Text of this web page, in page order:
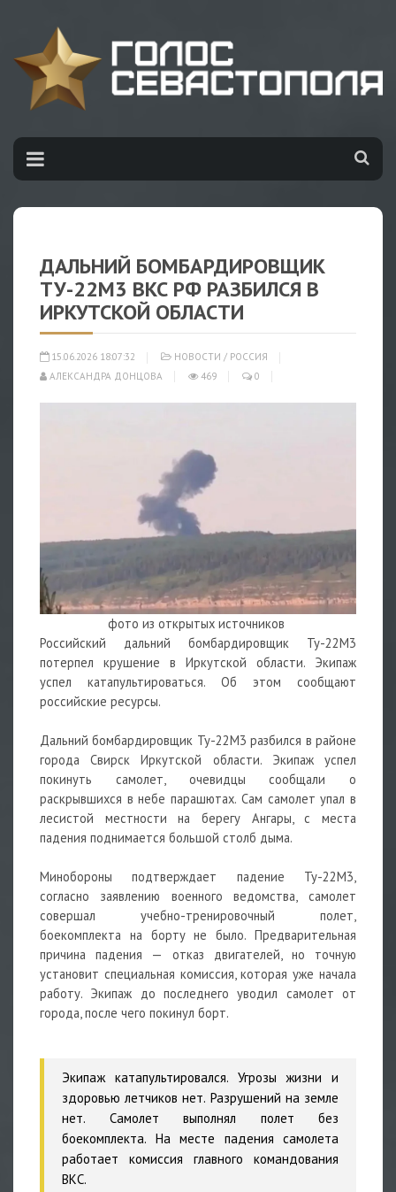
ДАЛЬНИЙ БОМБАРДИРОВЩИК
ТУ-22М3 ВКС РФ РАЗБИЛСЯ В
ИРКУТСКОЙ ОБЛАСТИ
15.06.2026 18:07:32 НОВОСТИ / РОССИЯ
АЛЕКСАНДРА ДОНЦОВА
469 0
фото из открытых источников
Российский дальний бомбардировщик Ту-22М3
потерпел крушение в Иркутской области. Экипаж
успел катапультироваться. Об этом сообщают
российские ресурсы.
Дальний бомбардировщик Ту-22М3 разбился в районе
города Свирск Иркутской области. Экипаж успел
покинуть самолет, очевидцы сообщали о
раскрывшихся в небе парашютах. Сам самолет упал в
лесистой местности на берегу Ангары, с места
падения поднимается большой столб дыма.
Минобороны подтверждает падение Ту-22М3,
согласно заявлению военного ведомства, самолет
совершал учебно-тренировочный полет,
боекомплекта на борту не было. Предварительная
причина падения — отказ двигателей, но точную
установит специальная комиссия, которая уже начала
работу. Экипаж до последнего уводил самолет от
города, после чего покинул борт.
Экипаж катапультировался. Угрозы жизни и
здоровью летчиков нет. Разрушений на земле
нет. Самолет выполнял полет без
боекомплекта. На месте падения самолета
работает комиссия главного командования
ВКС.